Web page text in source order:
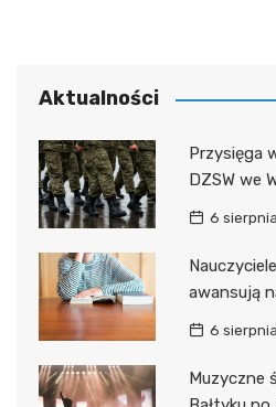
Aktualności
Przysięga
DZSW we
6
awansują
6
Muzyczne